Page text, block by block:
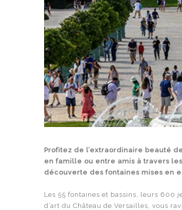
Profitez de l’extraordinaire beauté
en famille ou entre amis à travers
découverte des fontaines mises en
Les 55 fontaines et bassins, leurs 600
d’art du Château de Versailles, vous